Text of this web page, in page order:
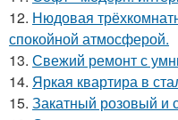
12. Нюдовая
спокойной атмосферой.
13. Свежий ремонт с
14. Яркая квартира в
15. Закатный розовый и